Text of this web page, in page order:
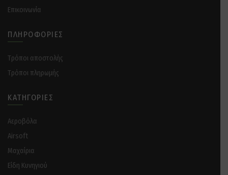
Επικοινωνία
ΠΛΗΡΟΦΟΡΊΕΣ
Tρόποι αποστολής
Tρόποι πληρωμής
ΚΑΤΗΓΟΡΊΕΣ
Αεροβόλα
Airsoft
Μαχαίρια
Είδη Κυνηγιού